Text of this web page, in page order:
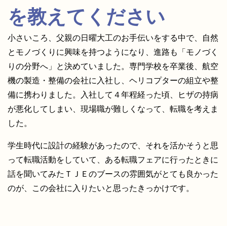
を教えてください
小さいころ、父親の日曜大工のお手伝いをする中で、自然
とモノづくりに興味を持つようになり、進路も「モノづく
りの分野へ」と決めていました。専門学校を卒業後、航空
機の製造・整備の会社に入社し、ヘリコプターの組立や整
備に携わりました。入社して４年程経った頃、ヒザの持病
が悪化してしまい、現場職が難しくなって、転職を考えま
した。
学生時代に設計の経験があったので、それを活かそうと思
って転職活動をしていて、ある転職フェアに行ったときに
話を聞いてみたＴＪＥのブースの雰囲気がとても良かった
のが、この会社に入りたいと思ったきっかけです。